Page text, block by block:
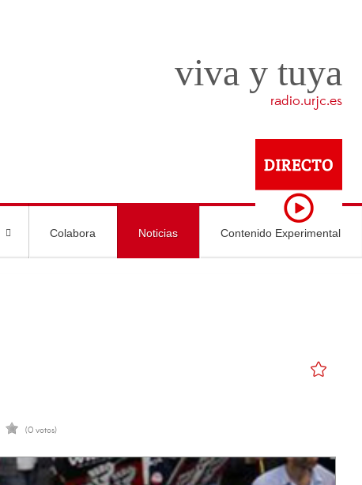
viva y tuya
radio.urjc.es
Colabora Noticias Contenido Experimental
(0 votos)